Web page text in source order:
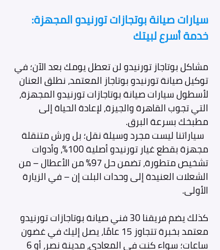
سيارات صيانة بوتجازات تورنيدو المجهزة:
خدمة أسرع لبيتك
مشاكل بوتاجاز تورنيدو لن تعطل يومك بعد الآن؛ في
توكيل صيانة تورنيدو بوتاجاز المعتمد، نطلق العنان
لأسطول سيارات صيانة بوتاجازات تورنيدو المجهزة،
التي تجوب القاهرة والجيزة، لإعادة الحياة إلى
مطبخك بسرعة البرق.
سياراتنا ليست مجرد وسيلة نقل؛ بل ورش متنقلة
مجهزة بقطع غيار تورنيدو أصلية 100%، وأدوات
تشخيص متطورة، تضمن حل 97% من الأعطال – من
الشعلات العنيدة إلى وحدات البلت إن – في الزيارة
الأولى.
كذلك يضم فريقنا 30 فني صيانة بوتاجازات تورنيدو
معتمد بخبرة تتجاوز 15 عامًا، يصل إليك في غضون
ساعات؛ سواء كنت في المعادي، مدينة نصر، أو 6